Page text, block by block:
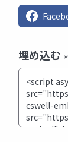
埋め込む